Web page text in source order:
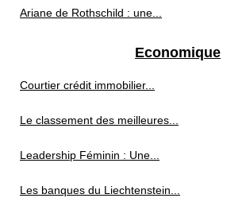
Ariane de Rothschild : une...
Economique
Courtier crédit immobilier...
Le classement des meilleures...
Leadership Féminin : Une...
Les banques du Liechtenstein...